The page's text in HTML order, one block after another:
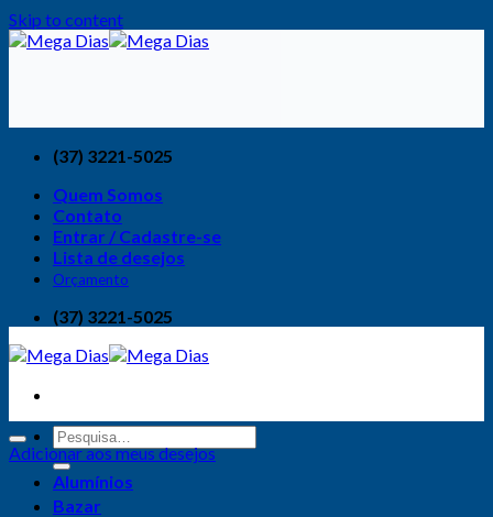
Skip to content
(37) 3221-5025
Quem Somos
Contato
Entrar / Cadastre-se
Lista de desejos
Orçamento
(37) 3221-5025
Alumínios
Bazar
Adicionar aos meus desejos